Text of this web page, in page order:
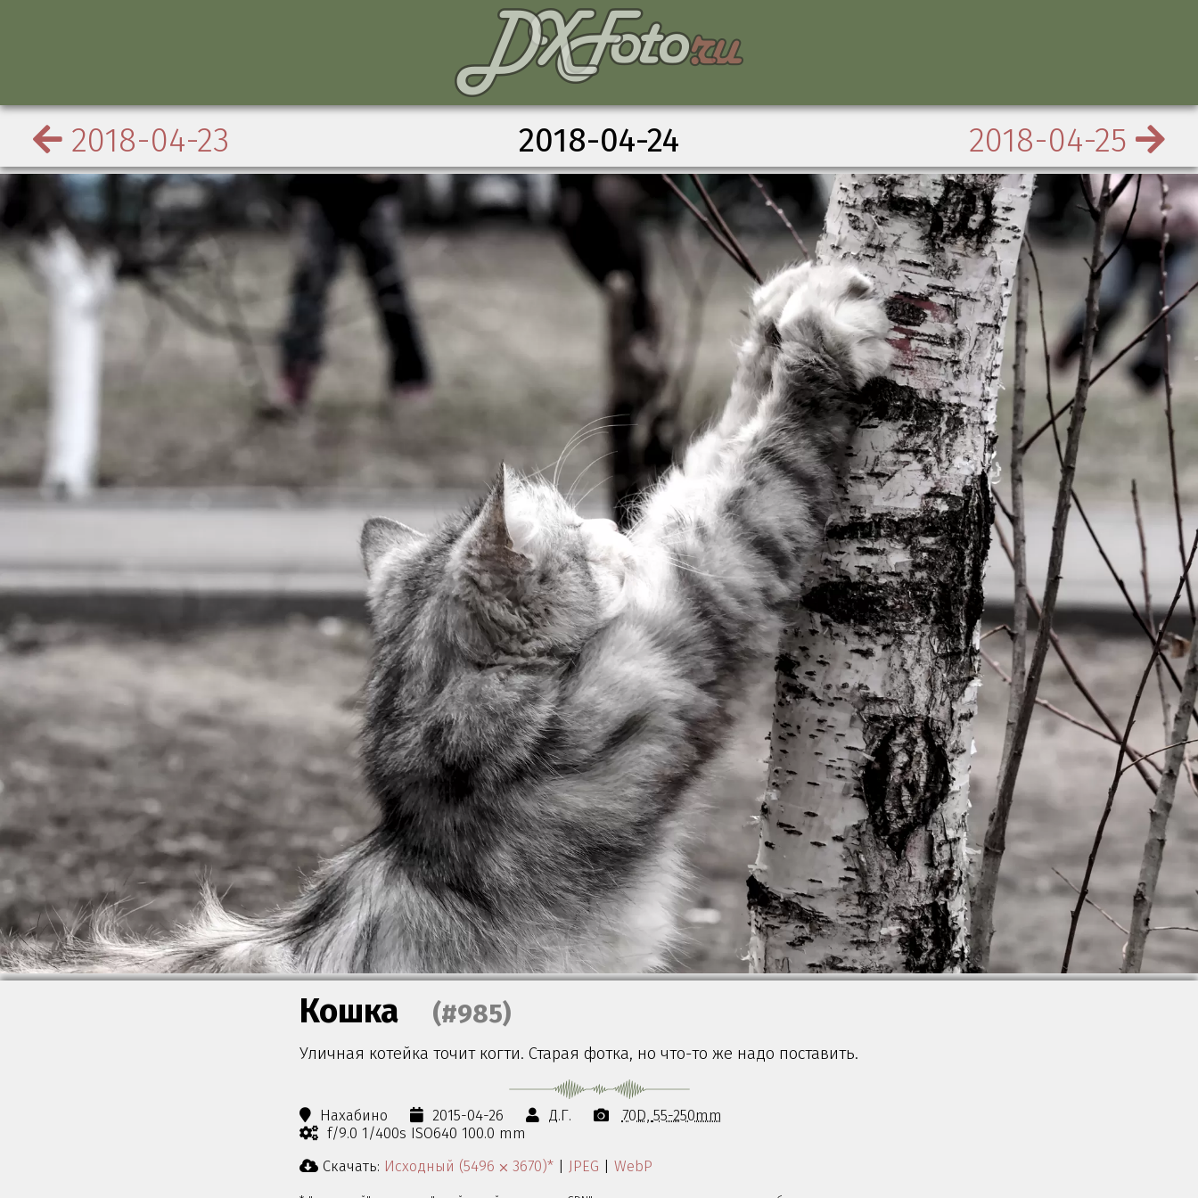
2018-04-23 2018-04-24 2018-04-25
Кошка (#985)
Уличная котейка точит когти. Старая фотка, но что-то же надо поставить.
Нахабино 2015-04-26 Д.Г. 70D 55-250mm
f/9.0 1/400s ISO640 100.0 mm
Скачать: Исходный (5496 ⨉ 3670)* JPEG WebP